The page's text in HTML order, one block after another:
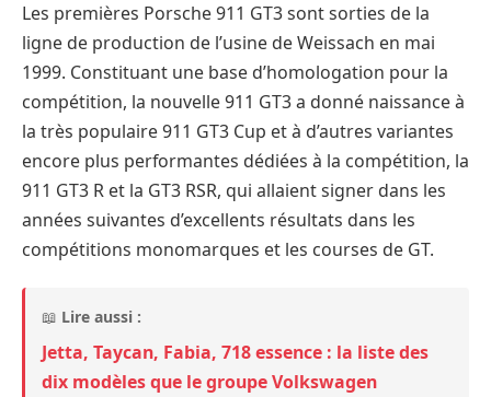
Les premières Porsche 911 GT3 sont sorties de la
ligne de production de l’usine de Weissach en mai
1999. Constituant une base d’homologation pour la
compétition, la nouvelle 911 GT3 a donné naissance à
la très populaire 911 GT3 Cup et à d’autres variantes
encore plus performantes dédiées à la compétition, la
911 GT3 R et la GT3 RSR, qui allaient signer dans les
années suivantes d’excellents résultats dans les
compétitions monomarques et les courses de GT.
📖 Lire aussi :
Jetta, Taycan, Fabia, 718 essence : la liste des
dix modèles que le groupe Volkswagen